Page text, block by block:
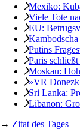
Mexiko:
Viele Tote
EU:
Putins
Paris
Moskau:
»VR
Sri Lanka:
Libanon:
→ Zitat des Tages